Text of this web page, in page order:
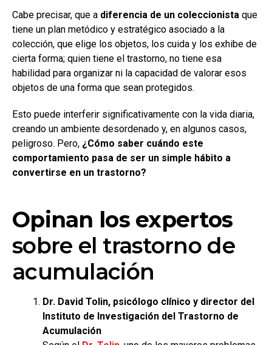
Cabe precisar, que a diferencia de un coleccionista que
tiene un plan metódico y estratégico asociado a la
colección, que elige los objetos, los cuida y los exhibe de
cierta forma; quien tiene el trastorno, no tiene esa
habilidad para organizar ni la capacidad de valorar esos
objetos de una forma que sean protegidos.
Esto puede interferir significativamente con la vida diaria,
creando un ambiente desordenado y, en algunos casos,
peligroso. Pero, ¿Cómo saber cuándo este
comportamiento pasa de ser un simple hábito a
convertirse en un trastorno?
Opinan los expertos
sobre el trastorno de
acumulación
Dr. David Tolin, psicólogo clínico y director del
Instituto de Investigación del Trastorno de
Acumulación